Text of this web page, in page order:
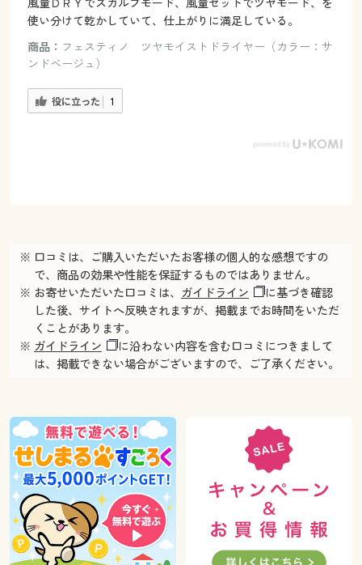
使い分けて乾かしていて、仕上がりに満足している。
商品： フェスティノ ツヤモイストドライヤー（カラー：サ
ンドベージュ）
役に立った 1
※ 口コミは、ご購入いただいたお客様の個人的な感想ですの
で、商品の効果や性能を保証するものではありません。
※ お寄せいただいた口コミは、 ガイドライン
に基づき確認
した後、サイトへ反映されますが、掲載までお時間をいただ
くことがあります。
※ ガイドライン
に沿わない内容を含む口コミにつきまして
は、掲載できない場合がございますので、ご了承ください。